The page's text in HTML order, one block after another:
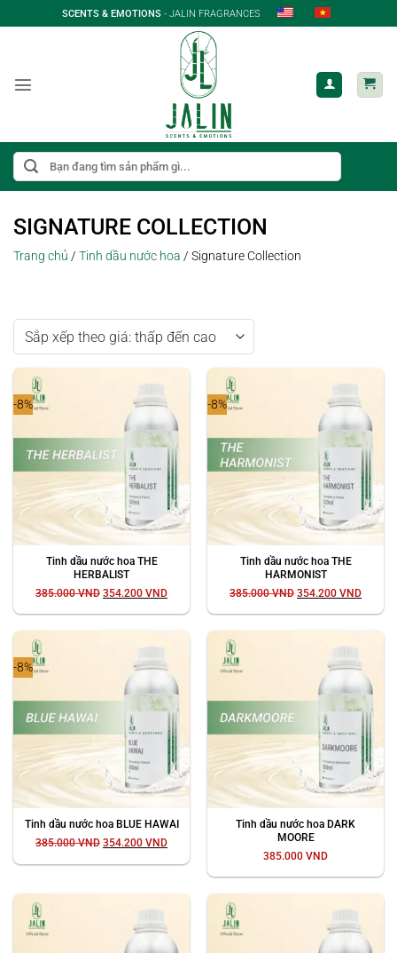
qua
SCENTS & EMOTIONS - JALIN FRAGRANCES
Tìm
kiếm:
SIGNATURE COLLECTION
Trang chủ / Tinh dầu nước hoa / Signature Collection
-8%
Tinh dầu nước hoa THE
HERBALIST
385.000VND Giá
gốc
là:
354.200 VNDGiá
hiện
tại
354.200 VND.
-8%
Tinh dầu nước hoa THE
HARMONIST
385.000VND Giá
gốc
là:
354.200 VNDGiá
hiện
tại
-8%
Tinh dầu nước hoa BLUE HAWAI
385.000VND Giá
là:
354.200 VNDGiá
tại
Tinh dầu nước hoa DARK
MOORE
385.000 VND